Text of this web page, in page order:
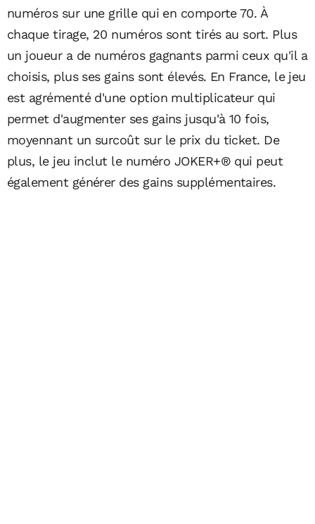
numéros sur une grille qui en comporte 70. À
chaque tirage, 20 numéros sont tirés au sort. Plus
un joueur a de numéros gagnants parmi ceux qu'il a
choisis, plus ses gains sont élevés. En France, le jeu
est agrémenté d'une option multiplicateur qui
permet d'augmenter ses gains jusqu'à 10 fois,
moyennant un surcoût sur le prix du ticket. De
plus, le jeu inclut le numéro JOKER+® qui peut
également générer des gains supplémentaires.